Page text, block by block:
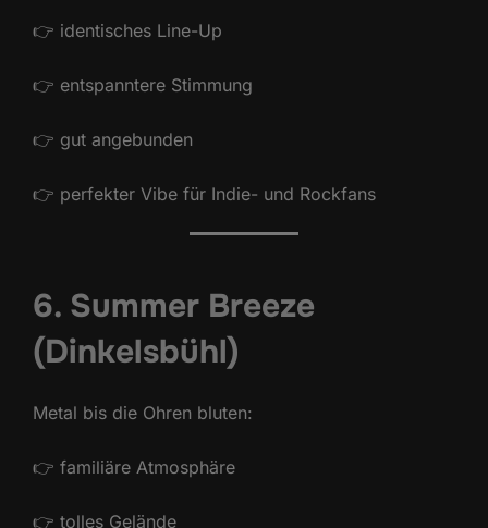
👉 identisches Line-Up
👉 entspanntere Stimmung
👉 gut angebunden
👉 perfekter Vibe für Indie- und Rockfans
6. Summer Breeze
(Dinkelsbühl)
Metal bis die Ohren bluten:
👉 familiäre Atmosphäre
👉 tolles Gelände